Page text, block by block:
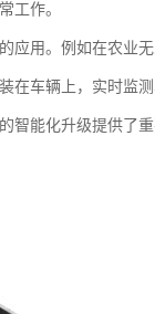
工作。
应用。例如在农业
在车辆上，实时监
智能化升级提供了重